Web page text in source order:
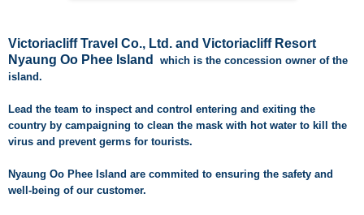
Victoriacliff Travel Co., Ltd. and Victoriacliff Resort
Nyaung Oo Phee Island which is the concession owner of the
island.
Lead the team to inspect and control entering and exiting the
country by campaigning to clean the mask with hot water to kill the
virus and prevent germs for tourists.
Nyaung Oo Phee Island are commited to ensuring the safety and
well-being of our customer.